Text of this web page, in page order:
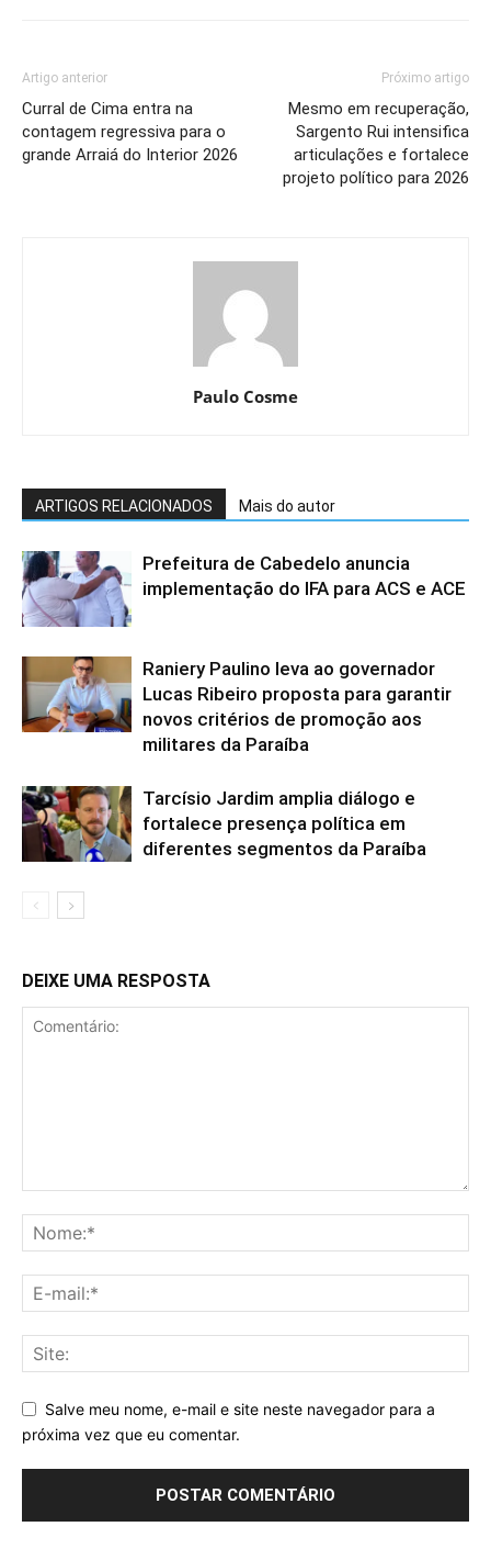
Artigo anterior
Curral de Cima entra na
contagem regressiva para o
grande Arraiá do Interior 2026
Próximo artigo
Mesmo em recuperação,
Sargento Rui intensifica
articulações e fortalece
projeto político para 2026
Paulo Cosme
ARTIGOS RELACIONADOS Mais do autor
Prefeitura de Cabedelo anuncia
implementação do IFA para ACS e ACE
Raniery Paulino leva ao governador
Lucas Ribeiro proposta para garantir
novos critérios de promoção aos
militares da Paraíba
Tarcísio Jardim amplia diálogo e
fortalece presença política em
diferentes segmentos da Paraíba
DEIXE UMA RESPOSTA
Salve meu nome, e-mail e site neste navegador para a
próxima vez que eu comentar.